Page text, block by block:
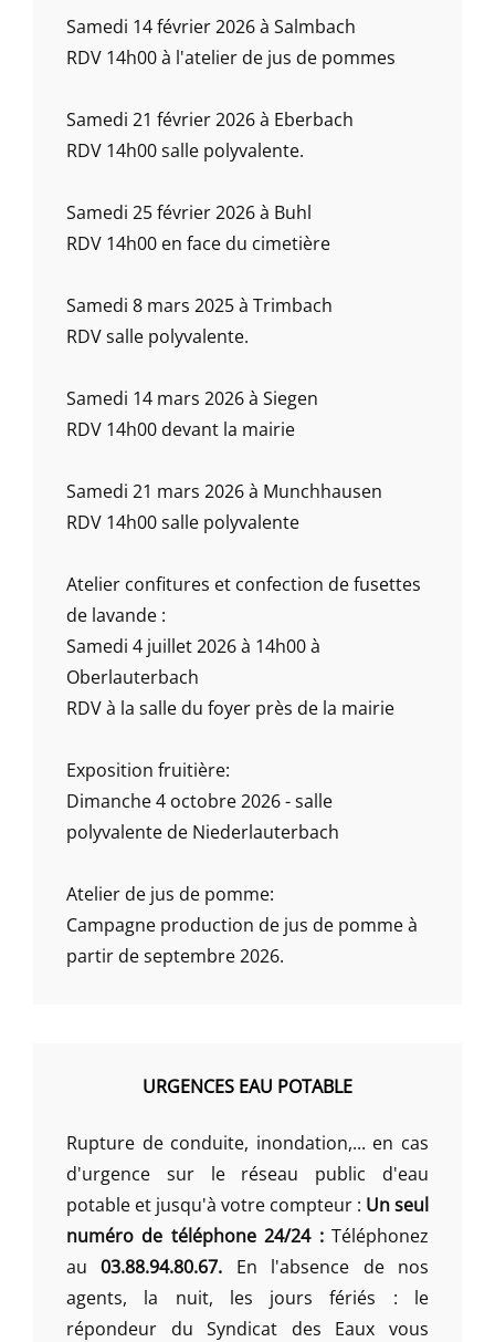
Samedi 14 février 2026 à Salmbach
RDV 14h00 à l'atelier de jus de pommes
Samedi 21 février 2026 à Eberbach
RDV 14h00 salle polyvalente.
Samedi 25 février 2026 à Buhl
RDV 14h00 en face du cimetière
Samedi 8 mars 2025 à Trimbach
RDV salle polyvalente.
Samedi 14 mars 2026 à Siegen
RDV 14h00 devant la mairie
Samedi 21 mars 2026 à Munchhausen
RDV 14h00 salle polyvalente
Atelier confitures et confection de fusettes
de lavande :
Samedi 4 juillet 2026 à 14h00 à
Oberlauterbach
RDV à la salle du foyer près de la mairie
Exposition fruitière:
Dimanche 4 octobre 2026 - salle
polyvalente de Niederlauterbach
Atelier de jus de pomme:
Campagne production de jus de pomme à
partir de septembre 2026.
URGENCES EAU POTABLE
Rupture de conduite, inondation,... en cas
d'urgence sur le réseau public d'eau
potable et jusqu'à votre compteur : Un seul
numéro de téléphone 24/24 :Téléphonez
au03.88.94.80.67. En l'absence de nos
agents, la nuit, les jours fériés : le
répondeur du Syndicat des Eaux vous